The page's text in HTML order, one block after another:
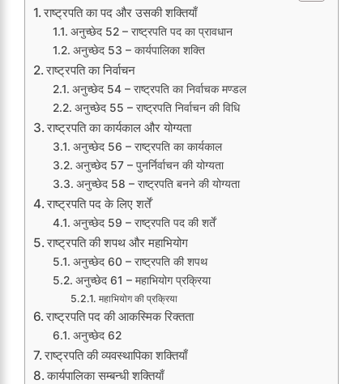
राष्ट्रपति का पद और उसकी शक्तियाँ
अनुच्छेद 52 – राष्ट्रपति पद का प्रावधान
अनुच्छेद 53 – कार्यपालिका शक्ति
राष्ट्रपति का निर्वाचन
अनुच्छेद 54 – राष्ट्रपति का निर्वाचक मण्डल
अनुच्छेद 55 – राष्ट्रपति निर्वाचन की विधि
राष्ट्रपति का कार्यकाल और योग्यता
अनुच्छेद 56 – राष्ट्रपति का कार्यकाल
अनुच्छेद 57 – पुनर्निर्वाचन की योग्यता
अनुच्छेद 58 – राष्ट्रपति बनने की योग्यता
राष्ट्रपति पद के लिए शर्तें
अनुच्छेद 59 – राष्ट्रपति पद की शर्तें
राष्ट्रपति की शपथ और महाभियोग
अनुच्छेद 60 – राष्ट्रपति की शपथ
अनुच्छेद 61 – महाभियोग प्रक्रिया
महाभियोग की प्रक्रिया
राष्ट्रपति पद की आकस्मिक रिक्तता
अनुच्छेद 62
राष्ट्रपति की व्यवस्थापिका शक्तियाँ
कार्यपालिका सम्बन्धी शक्तियाँ